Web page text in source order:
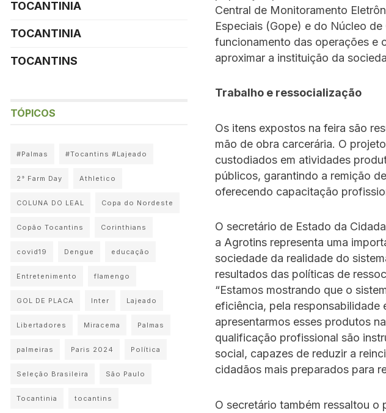
Central de Monitoramento
Especiais (Gope) e do Núcleo
funcionamento das operações e
aproximar a instituição da
Trabalho e ressocialização
Os itens expostos na feira são
mão de obra carcerária. O
custodiados em atividades
públicos, garantindo a remição
oferecendo capacitação
O secretário de Estado da
a Agrotins representa uma
sociedade da realidade do
resultados das políticas de
“Estamos mostrando que o
eficiência, pela responsabilidade
apresentarmos esses produtos
qualificação profissional são
social, capazes de reduzir a
cidadãos mais preparados para
O secretário também ressaltou o
TOCANTINIA
TOCANTINIA
TOCANTINS
TÓPICOS
#Palmas #Tocantins #Lajeado
2° Farm Day Athletico
COLUNA DO LEAL Copa do Nordeste
Copão Tocantins Corinthians
covid19 Dengue educação
Entretenimento flamengo
GOL DE PLACA Inter Lajeado
Libertadores Miracema Palmas
palmeiras Paris 2024 Política
Seleção Brasileira São Paulo
Tocantinia tocantins